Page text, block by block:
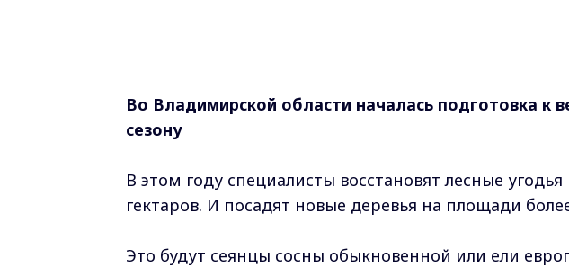
Во Владимирской области началась подготовка к
сезону
В этом году специалисты восстановят лесные
гектаров. И посадят новые деревья на площади
Это будут сеянцы сосны обыкновенной или ели